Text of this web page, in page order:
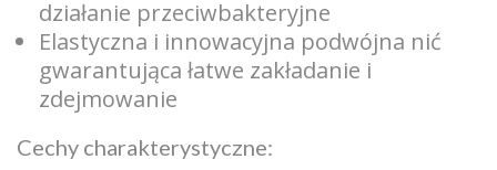
działanie przeciwbakteryjne
Elastyczna i innowacyjna podwójna nić
gwarantująca łatwe zakładanie i
zdejmowanie
Cechy charakterystyczne: